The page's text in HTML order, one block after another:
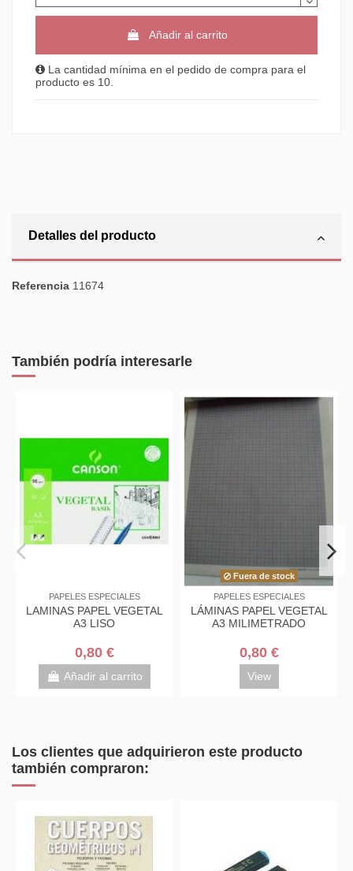
Añadir al carrito
La cantidad mínima en el pedido de compra para el
producto es 10.
Detalles del producto
Referencia 11674
También podría interesarle
ESPECIALES
PAPEL VEGETAL
Añadir al carrito
Fuera de stock
PAPELES ESPECIALES
LÁMINAS PAPEL VEGETAL
A3 MILIMETRADO
PAPEL
CALCAR
Los clientes que adquirieron este producto
también compraron: